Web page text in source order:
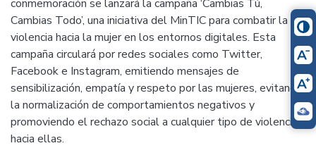
conmemoración se lanzará la campaña ‘Cambias Tú,
Cambias Todo’, una iniciativa del MinTIC para combatir la
violencia hacia la mujer en los entornos digitales. Esta
campaña circulará por redes sociales como Twitter,
Facebook e Instagram, emitiendo mensajes de
sensibilización, empatía y respeto por las mujeres, evitando
la normalización de comportamientos negativos y
promoviendo el rechazo social a cualquier tipo de violencia
hacia ellas.